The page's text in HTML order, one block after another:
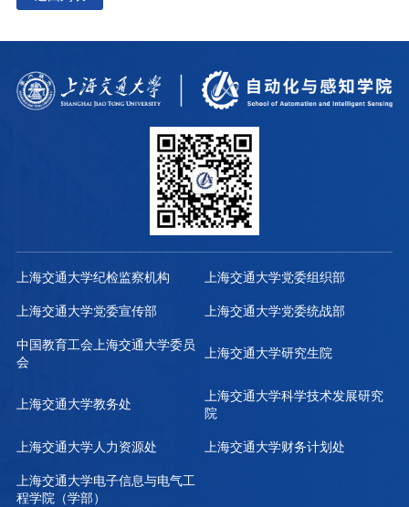
上海交通大学纪检监察机构 上海交通大学党委组织部
上海交通大学党委宣传部 上海交通大学党委统战部
中国教育工会上海交通大学委员
会
上海交通大学研究生院
上海交通大学教务处
上海交通大学科学技术发展研究
院
上海交通大学人力资源处 上海交通大学财务计划处
上海交通大学电子信息与电气工
程学院（学部）